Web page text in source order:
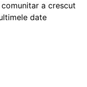
a crescut
date